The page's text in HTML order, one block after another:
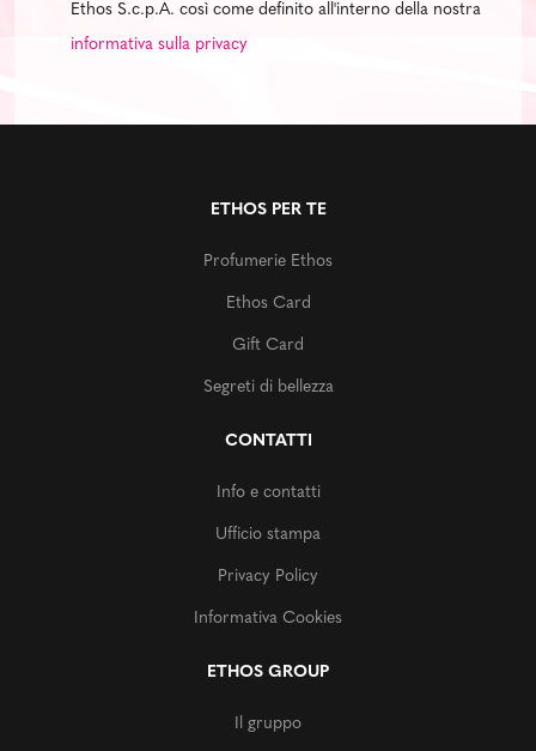
Ethos S.c.p.A. così come definito all'interno della nostra
informativa sulla privacy
ETHOS PER TE
Profumerie Ethos
Ethos Card
Gift Card
Segreti di bellezza
CONTATTI
Info e contatti
Ufficio stampa
Privacy Policy
Informativa Cookies
ETHOS GROUP
Il gruppo